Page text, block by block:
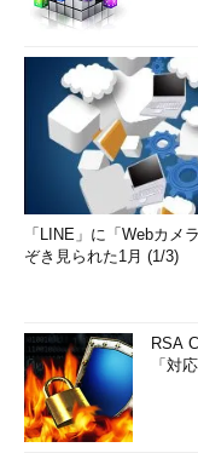
「LINE」に「Webカメ
ぞき見られた1月 (1/3)
RSA
「対